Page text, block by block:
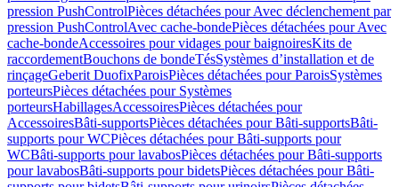
pression PushControlPièces détachées pour Avec déclenchement par
pression PushControlAvec cache-bondePièces détachées pour Avec
cache-bondeAccessoires pour vidages pour baignoiresKits de
raccordementBouchons de bondeTésSystèmes d’installation et de
rinçageGeberit DuofixParoisPièces détachées pour ParoisSystèmes
porteursPièces détachées pour Systèmes
porteursHabillagesAccessoiresPièces détachées pour
AccessoiresBâti-supportsPièces détachées pour Bâti-supportsBâti-
supports pour WCPièces détachées pour Bâti-supports pour
WCBâti-supports pour lavabosPièces détachées pour Bâti-supports
pour lavabosBâti-supports pour bidetsPièces détachées pour Bâti-